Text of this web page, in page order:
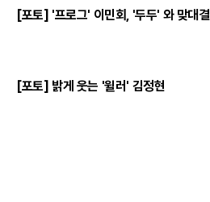
[포토] '프로그' 이민회, '두두' 와 맞대결
[포토] 밝게 웃는 '윌러' 김정현